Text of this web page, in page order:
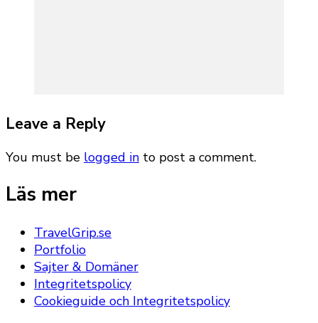
Leave a Reply
You must be logged in to post a comment.
Läs mer
TravelGrip.se
Portfolio
Sajter & Domäner
Integritetspolicy
Cookieguide och Integritetspolicy